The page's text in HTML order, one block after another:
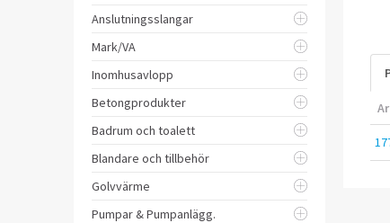
Anslutningsslangar
Mark/VA
Inomhusavlopp
Betongprodukter
Badrum och toalett
Blandare och tillbehör
Golvvärme
Pumpar & Pumpanlägg.